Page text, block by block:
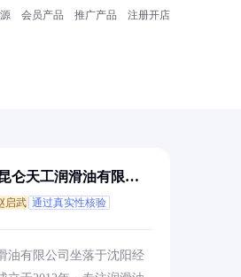
会员产品 推广产品 注册开店
仑天工润滑油有限公
启武 通过真实性核验
油有限公司坐落于沈阳经